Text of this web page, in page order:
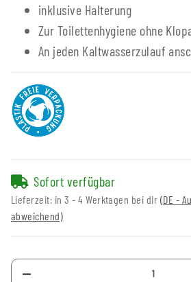
inklusive Halterung
Zur Toilettenhygiene ohne
An jeden Kaltwasserzulauf
Sofort verfügbar
Lieferzeit: in 3 - 4 Werktagen bei dir (DE -
abweichend)